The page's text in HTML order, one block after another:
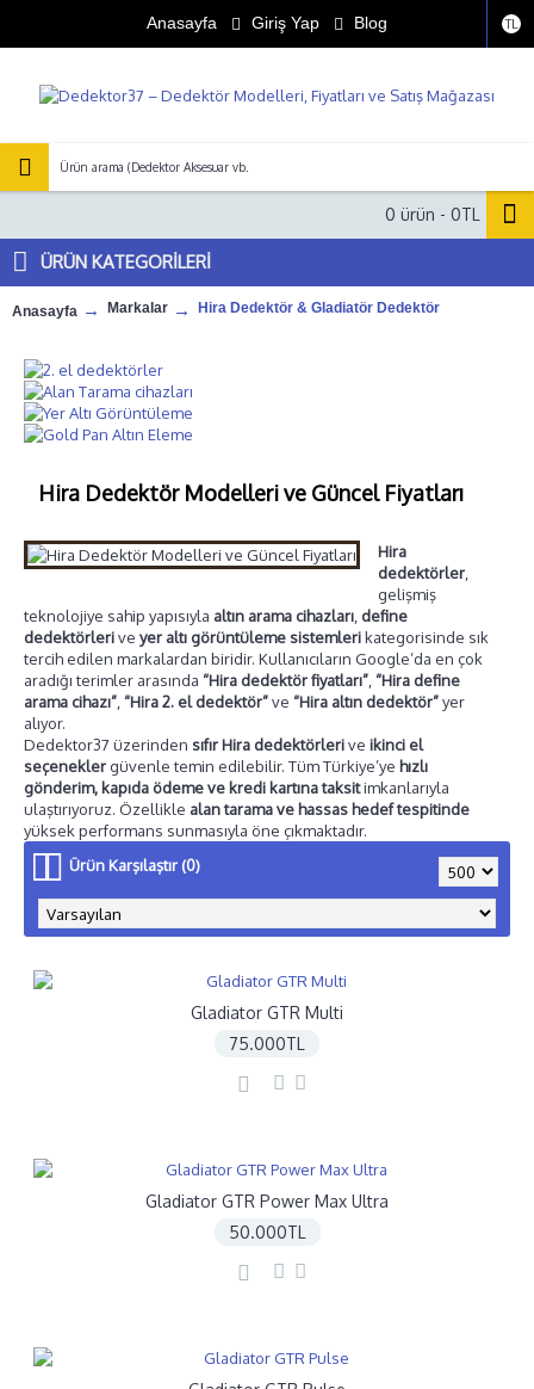
Anasayfa Giriş Yap Blog TL
0 ürün - 0TL
ÜRÜN KATEGORILERİ
Anasayfa Markalar Hira Dedektör & Gladiatör Dedektör
Hira Dedektör Modelleri ve Güncel Fiyatları
Hira
dedektörler
gelişmiş
teknolojiye sahip yapısıyla altın arama cihazları define
dedektörlerive yer altı görüntüleme sistemlerikategorisinde sık
tercih edilen markalardan biridir. Kullanıcıların Google’da en çok
aradığı terimler arasında “Hira dedektör fiyatları” “Hira define
arama cihazı” “Hira 2. el dedektör”ve “Hira altın dedektör”yer
alıyor.
Dedektor37 üzerinden sıfır Hira dedektörlerive ikinci el
seçenekler güvenle temin edilebilir. Tüm Türkiye’ye hızlı
gönderim, kapıda ödeme ve kredi kartına taksitimkanlarıyla
ulaştırıyoruz. Özellikle alan tarama ve hassas hedef tespitinde
yüksek performans sunmasıyla öne çıkmaktadır.
Ürün Karşılaştır (0)
Gladiator GTR Multi
75.000TL
Gladiator GTR Power Max Ultra
50.000TL